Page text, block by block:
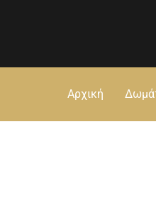
Αρχική